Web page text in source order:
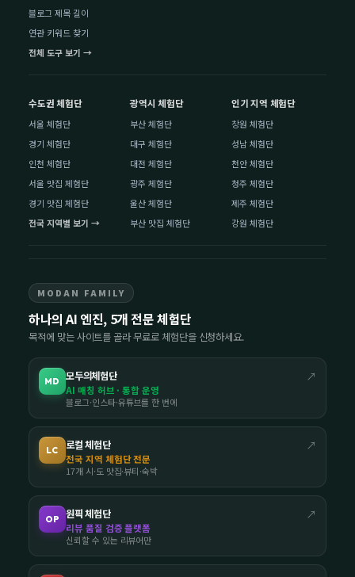
블로그 제목 길이
연관 키워드 찾기
전체 도구 보기 →
수도권 체험단
서울 체험단
경기 체험단
인천 체험단
서울 맛집 체험단
경기 맛집 체험단
전국 지역별 보기 →
광역시 체험단
부산 체험단
대구 체험단
대전 체험단
광주 체험단
울산 체험단
부산 맛집 체험단
인기 지역 체험단
창원 체험단
성남 체험단
천안 체험단
청주 체험단
제주 체험단
강원 체험단
MODAN FAMILY
하나의 AI 엔진, 5개 전문 체험단
목적에 맞는 사이트를 골라 무료로 체험단을 신청하세요.
MD 모두의체험단 ↗
AI 매칭 허브 · 통합 운영
블로그·인스타·유튜브를 한 번에
LC 로컬 체험단 ↗
전국 지역 체험단 전문
17개 시·도 맛집·뷰티·숙박
OP 원픽 체험단 ↗
리뷰 품질 검증 플랫폼
신뢰할 수 있는 리뷰어만